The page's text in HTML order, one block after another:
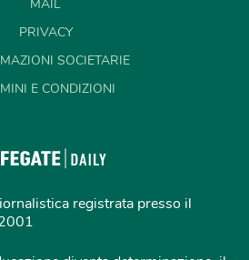
MAIL
PRIVACY
SOCIETARIE
E CONDIZIONI
registrata presso il